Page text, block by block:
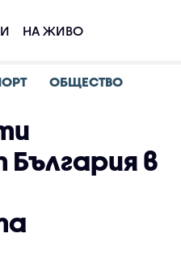
НА ЖИВО
ОБЩЕСТВО
в